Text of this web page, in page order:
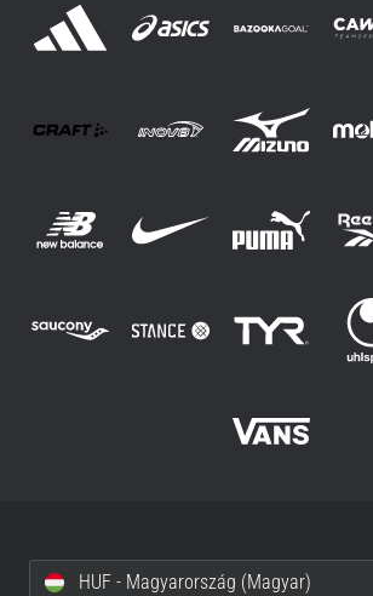
HUF - Magyarország (Magyar)